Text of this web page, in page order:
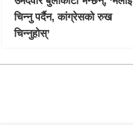
चिन्नु पर्दैन, कांग्रेसको रुख
चिन्नुहोस्’